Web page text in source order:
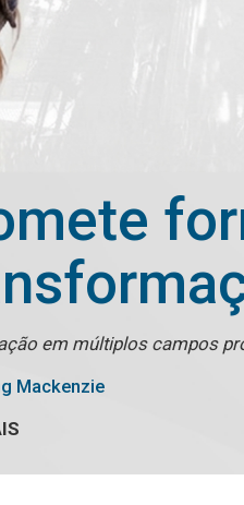
em múltiplos campos
Mackenzie